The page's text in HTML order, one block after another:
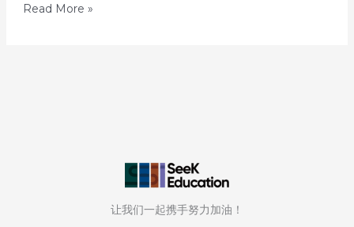
50
Read More »
让我们一起携手努力加油！